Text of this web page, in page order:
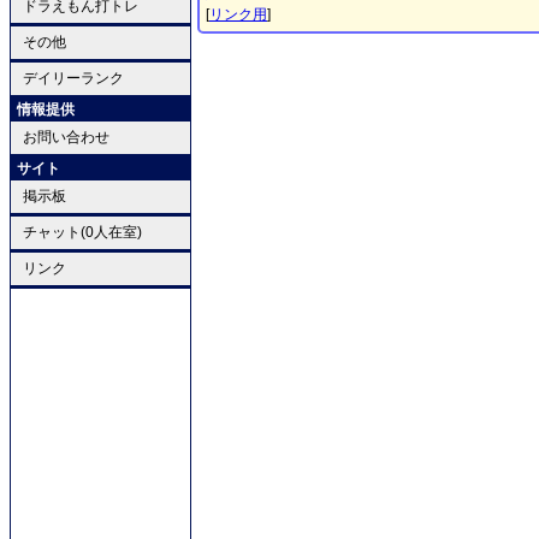
ドラえもん打トレ
その他
デイリーランク
情報提供
お問い合わせ
サイト
掲示板
チャット(0人在室)
リンク
[リンク用]